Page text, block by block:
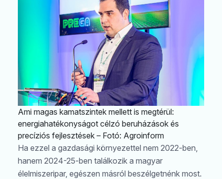
Ami magas kamatszintek mellett is megtérül:
energiahatékonyságot célzó beruházások és
precíziós fejlesztések – Fotó: Agroinform
Ha ezzel a gazdasági környezettel nem 2022-ben,
hanem 2024-25-ben találkozik a magyar
élelmiszeripar, egészen másról beszélgetnénk most.